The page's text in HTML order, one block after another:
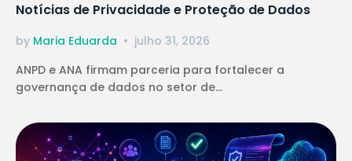
Notícias de Privacidade e Proteção de Dados
by Maria Eduarda
julho 31, 2026
ANPD e ANA firmam parceria para fortalecer a
governança de dados no setor de...